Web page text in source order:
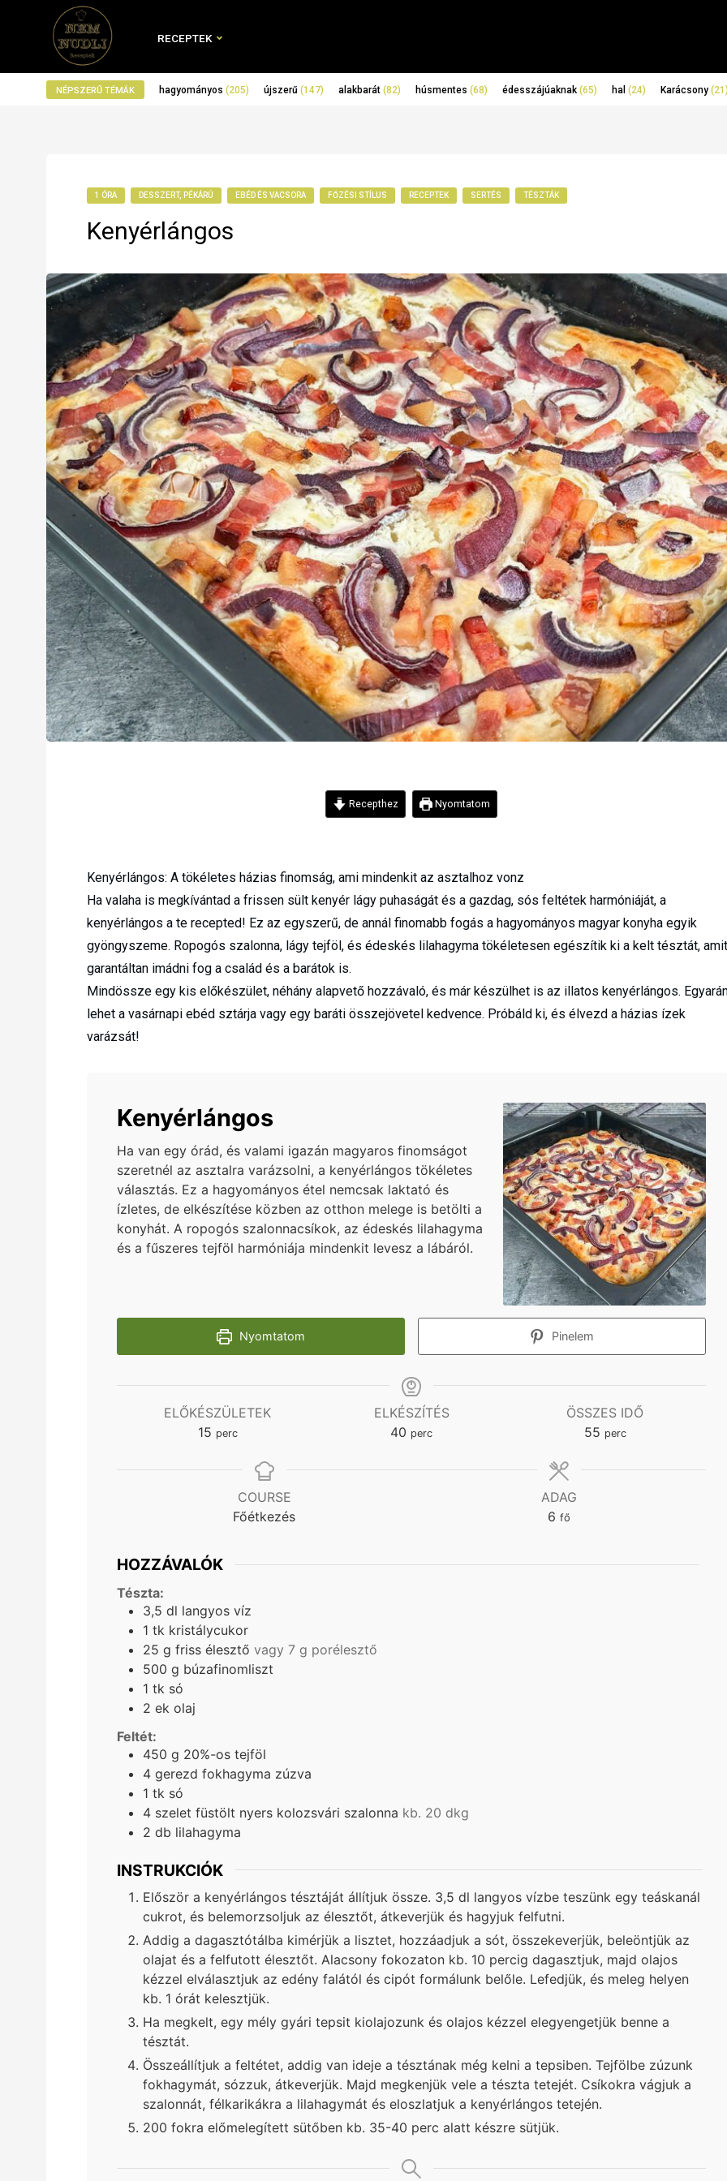
RECEPTEK
NÉPSZERŰ TÉMÁK hagyományos (205) újszerű (147) alakbarát (82) húsmentes (68) édesszájúaknak (65) hal (24) Karácsony
1 ÓRA DESSZERT, PÉKÁRÚ EBÉD ÉS VACSORA FŐZÉSI STÍLUS RECEPTEK SERTÉS TÉSZTÁK
Kenyérlángos
Recepthez Nyomtatom
Kenyérlángos: A tökéletes házias finomság, ami mindenkit az asztalhoz vonz
Ha valaha is megkívántad a frissen sült kenyér lágy puhaságát és a gazdag, sós feltétek harmóniáját, a
kenyérlángos a te recepted! Ez az egyszerű, de annál finomabb fogás a hagyományos magyar konyha egyik
gyöngyszeme. Ropogós szalonna, lágy tejföl, és édeskés lilahagyma tökéletesen egészítik ki a kelt tésztát, amit
garantáltan imádni fog a család és a barátok is.
Mindössze egy kis előkészület, néhány alapvető hozzávaló, és már készülhet is az illatos kenyérlángos.
lehet a vasárnapi ebéd sztárja vagy egy baráti összejövetel kedvence. Próbáld ki, és élvezd a házias ízek
varázsát!
Kenyérlángos
Ha van egy órád, és valami igazán magyaros finomságot
szeretnél az asztalra varázsolni, a kenyérlángos tökéletes
választás. Ez a hagyományos étel nemcsak laktató és
ízletes, de elkészítése közben az otthon melege is betölti a
konyhát. A ropogós szalonnacsíkok, az édeskés lilahagyma
és a fűszeres tejföl harmóniája mindenkit levesz a lábáról.
Nyomtatom Pinelem
ELŐKÉSZÜLETEK
15minutes
perc
ELKÉSZÍTÉS
40 minutes
perc
ÖSSZES IDŐ
55minutes
perc
COURSE
Főétkezés
ADAG
6 fő
HOZZÁVALÓK
Tészta:
3,5 dl langyos víz
1 tk kristálycukor
25 g friss élesztő vagy 7 g porélesztő
500 g búzafinomliszt
1 tk só
2 ek olaj
Feltét:
450 g 20%-os tejföl
4 gerezd fokhagyma zúzva
1 tk só
4 szelet füstölt nyers kolozsvári szalonna kb. 20 dkg
2 db lilahagyma
INSTRUKCIÓK
Először a kenyérlángos tésztáját állítjuk össze. 3,5 dl langyos vízbe teszünk egy teáskanál
cukrot, és belemorzsoljuk az élesztőt, átkeverjük és hagyjuk felfutni.
Addig a dagasztótálba kimérjük a lisztet, hozzáadjuk a sót, összekeverjük, beleöntjük az
olajat és a felfutott élesztőt. Alacsony fokozaton kb. 10 percig dagasztjuk, majd olajos
kézzel elválasztjuk az edény falától és cipót formálunk belőle. Lefedjük, és meleg helyen
kb. 1 órát kelesztjük.
Ha megkelt, egy mély gyári tepsit kiolajozunk és olajos kézzel elegyengetjük benne a
tésztát.
Összeállítjuk a feltétet, addig van ideje a tésztának még kelni a tepsiben. Tejfölbe zúzunk
fokhagymát, sózzuk, átkeverjük. Majd megkenjük vele a tészta tetejét. Csíkokra vágjuk a
szalonnát, félkarikákra a lilahagymát és eloszlatjuk a kenyérlángos tetején.
200 fokra előmelegített sütőben kb. 35-40 perc alatt készre sütjük.